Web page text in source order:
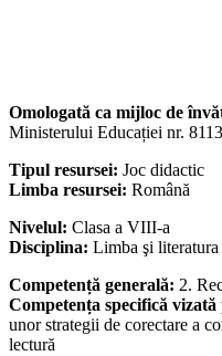
Omologată ca mijloc de
Ministerului Educației nr.
Tipul resursei: Joc didactic
Limba resursei: Română
Nivelul: Clasa a VIII-a
Disciplina: Limba şi literatura
Competență generală: 2.
Competența specifică
unor strategii de corectare a
lectură